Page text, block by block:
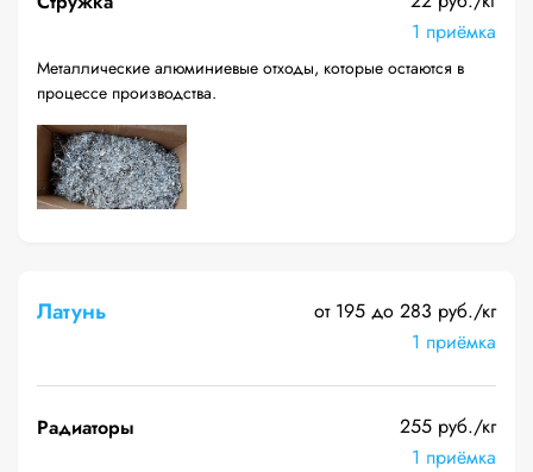
1 приёмка
Металлические алюминиевые отходы, которые остаются в
процессе производства.
Латунь
от 195 до 283 руб./кг
1 приёмка
Радиаторы
255 руб./кг
1 приёмка